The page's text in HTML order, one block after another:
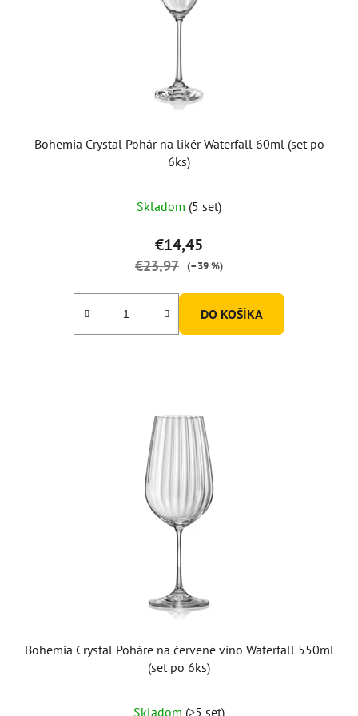
Bohemia Crystal Pohár na likér Waterfall 60ml (set po
6ks)
Skladom (5 set)
€14,45
€23,97 (–39 %)
DO KOŠÍKA
Bohemia Crystal Poháre na červené víno Waterfall 550ml
(set po 6ks)
Skladom (>5 set)